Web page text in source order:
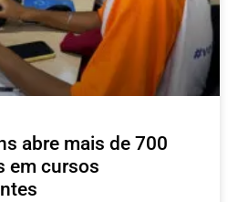
abre mais de 700
em cursos